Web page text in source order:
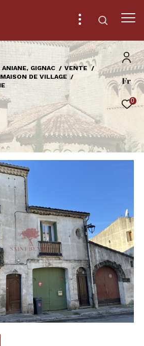
Fr
0
GIGNAC
VENTE
MAISON DE VILLAGE
recherche
qui correspond à vos